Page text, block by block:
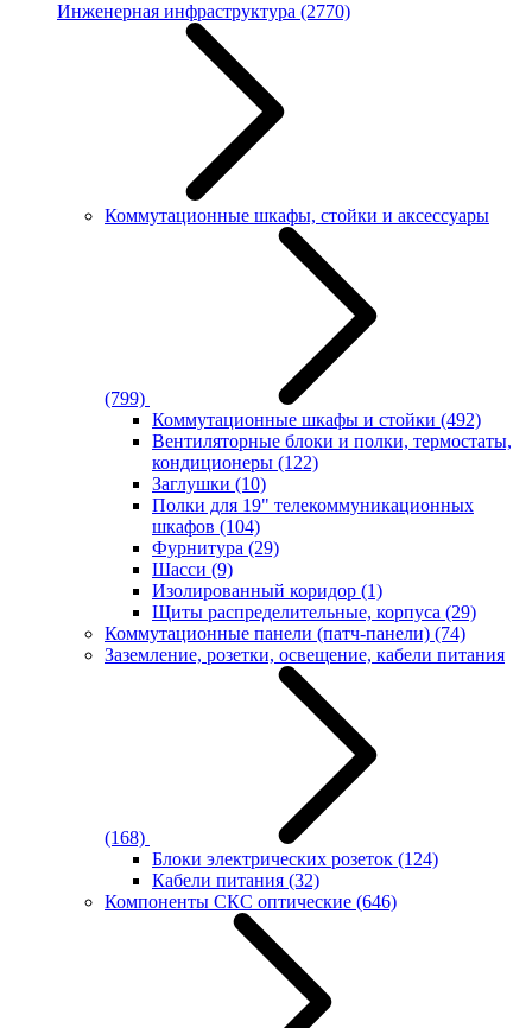
Инженерная инфраструктура (2770)
Коммутационные шкафы, стойки и аксессуары
(799)
Коммутационные шкафы и стойки (492)
Вентиляторные блоки и полки, термостаты,
кондиционеры (122)
Заглушки (10)
Полки для 19" телекоммуникационных
шкафов (104)
Фурнитура (29)
Шасси (9)
Изолированный коридор (1)
Щиты распределительные, корпуса (29)
Коммутационные панели (патч-панели) (74)
Заземление, розетки, освещение, кабели питания
(168)
Блоки электрических розеток (124)
Кабели питания (32)
Компоненты СКС оптические (646)